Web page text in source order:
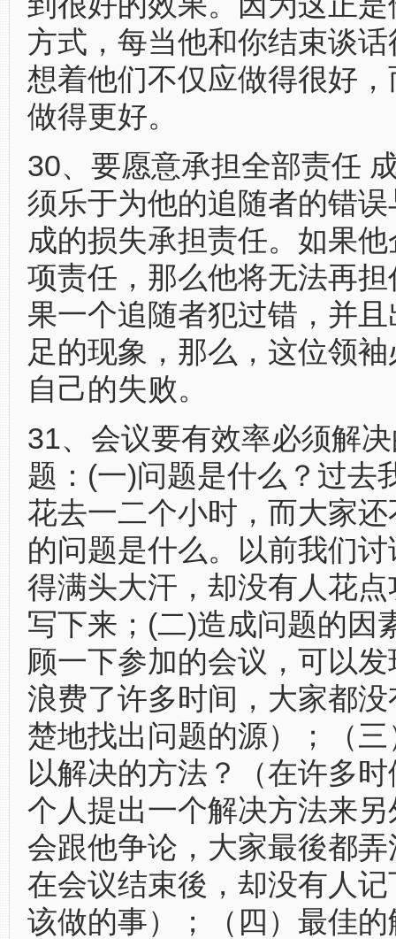
方式，每当他和你结束谈
想着他们不仅应做得很好
做得更好。
30、要愿意承担全部责任
须乐于为他的追随者的错
成的损失承担责任。如果
项责任，那么他将无法再
果一个追随者犯过错，并
足的现象，那么，这位领
自己的失败。
31、会议要有效率必须解
题：(一)问题是什么？过去
花去一二个小时，而大家
的问题是什么。以前我们
得满头大汗，却没有人花
写下来；(二)造成问题的因
顾一下参加的会议，可以
浪费了许多时间，大家都
楚地找出问题的源）；（
以解决的方法？（在许多
个人提出一个解决方法来
会跟他争论，大家最後都
在会议结束後，却没有人
该做的事）；（四）最佳